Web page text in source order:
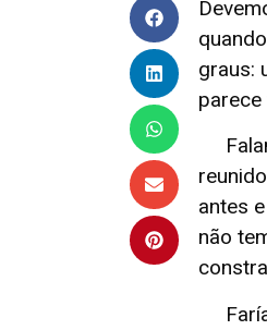
graus:
antes
não